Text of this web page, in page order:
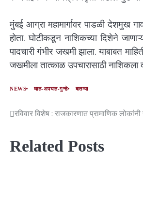
मुंबई आग्रा महामार्गावर पाडळी देशमुख
होता. घोटीकडून नाशिकच्या दिशेने
पादचारी गंभीर जखमी झाला. याबाबत
जखमीला तात्काळ उपचारासाठी
NEWS घात-अपघात-गुन्हे बातम्या
रविवार विशेष : राजकारणात प्रामाणिक
Related Posts